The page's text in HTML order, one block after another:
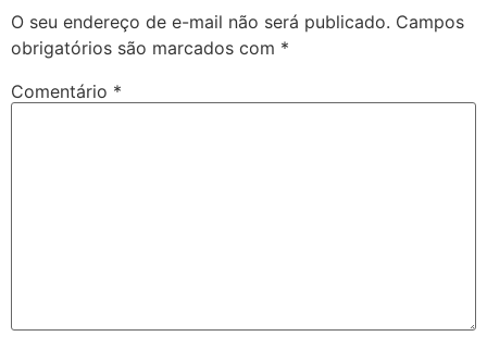
O seu endereço de e-mail não será publicado. Campos
obrigatórios são marcados com *
Comentário *